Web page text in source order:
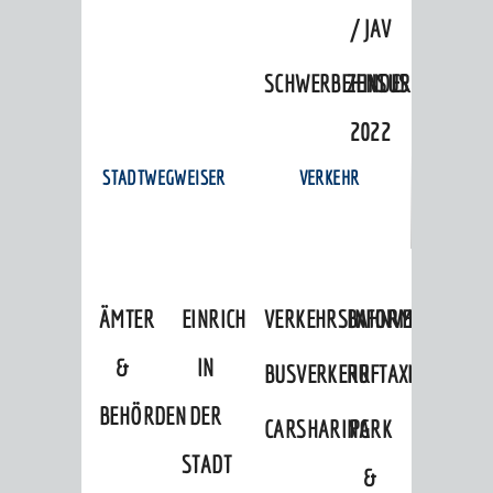
/ JAV
ZENSUS
2022
STADTWEGWEISER
ÄMTER
&
BEHÖRDEN
EINRICHTUNGEN
IN
DER
STADT
VERKEHR
VERKEHRSINFORMATIONEN
BAHNVERKEHR
BUSVERKEHRRUFTAXI
CARSHARINGPARK
&